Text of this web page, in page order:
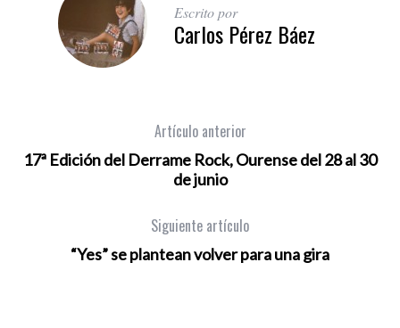
Escrito por
Carlos Pérez Báez
Artículo anterior
17ª Edición del Derrame Rock, Ourense del 28 al 30
de junio
Siguiente artículo
“Yes” se plantean volver para una gira